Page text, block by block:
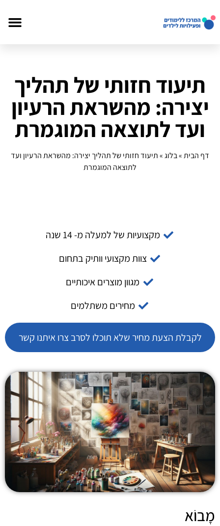
תיעוד חזותי של תהליך
יצירה: מהשראת הרעיון
ועד לתוצאה המוגמרת
דף הבית»בלוג»תיעוד חזותי של תהליך יצירה: מהשראת הרעיון ועד
לתוצאה המוגמרת
מקצועיות של למעלה מ- 14 שנה
צוות מקצועי וותיק בתחום
מגוון מוצרים איכותיים
מחירים משתלמים
לקבלת הצעת מחיר שלא תוכלו לסרב צרו איתנו קשר
מָבוֹא